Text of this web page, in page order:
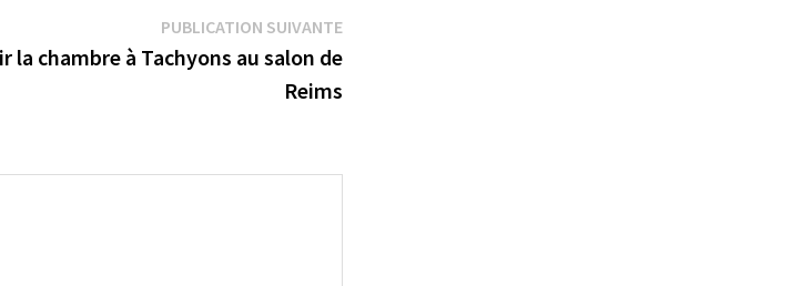
PUBLICATION SUIVANTEPublication
suivante :
la chambre à Tachyons au salon de
Reims